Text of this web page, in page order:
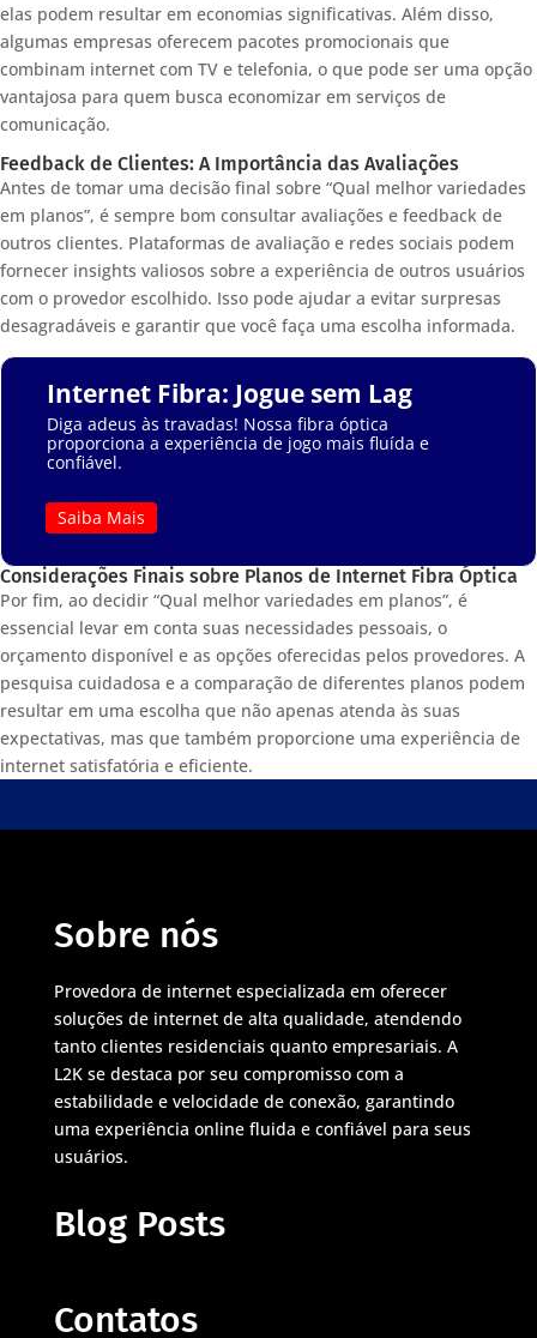
elas podem resultar em economias significativas. Além disso,
algumas empresas oferecem pacotes promocionais que
combinam internet com TV e telefonia, o que pode ser uma opção
vantajosa para quem busca economizar em serviços de
comunicação.
Feedback de Clientes: A Importância das Avaliações
Antes de tomar uma decisão final sobre “Qual melhor variedades
em planos”, é sempre bom consultar avaliações e feedback de
outros clientes. Plataformas de avaliação e redes sociais podem
fornecer insights valiosos sobre a experiência de outros usuários
com o provedor escolhido. Isso pode ajudar a evitar surpresas
desagradáveis e garantir que você faça uma escolha informada.
Internet Fibra: Jogue sem Lag
Diga adeus às travadas! Nossa fibra óptica
proporciona a experiência de jogo mais fluída e
confiável.
Saiba Mais
Considerações Finais sobre Planos de Internet Fibra Óptica
Por fim, ao decidir “Qual melhor variedades em planos”, é
essencial levar em conta suas necessidades pessoais, o
orçamento disponível e as opções oferecidas pelos provedores. A
pesquisa cuidadosa e a comparação de diferentes planos podem
resultar em uma escolha que não apenas atenda às suas
expectativas, mas que também proporcione uma experiência de
internet satisfatória e eficiente.
Sobre nós
Provedora de internet especializada em oferecer
soluções de internet de alta qualidade, atendendo
tanto clientes residenciais quanto empresariais. A
L2K se destaca por seu compromisso com a
estabilidade e velocidade de conexão, garantindo
uma experiência online fluida e confiável para seus
usuários.
Blog Posts
Contatos